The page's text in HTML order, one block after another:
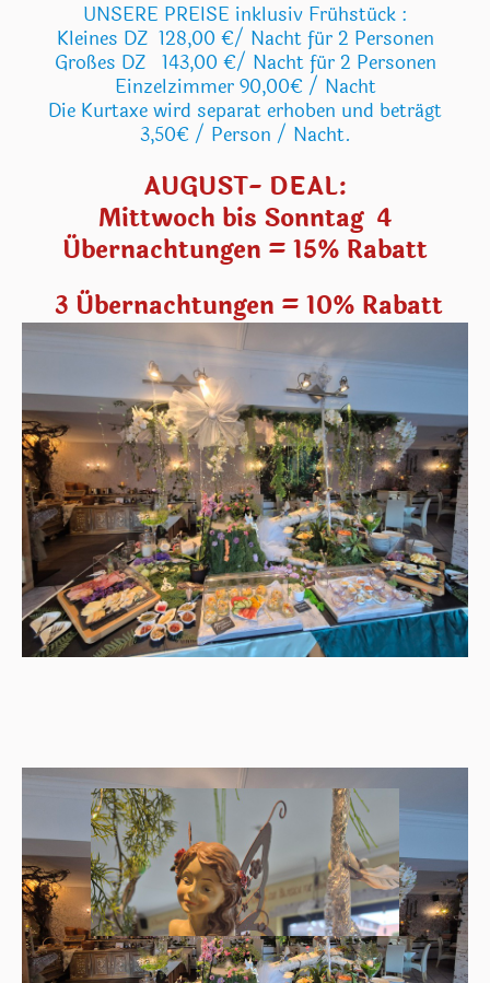
UNSERE PREISE inklusiv Frühstück :
Kleines DZ 128,00 €/ Nacht für 2 Personen
Großes DZ 143,00 €/ Nacht für 2 Personen
Einzelzimmer 90,00€ / Nacht
Die Kurtaxe wird separat erhoben und beträgt
3,50€ / Person / Nacht.
AUGUST- DEAL:
Mittwoch bis Sonntag 4
Übernachtungen = 15% Rabatt
3 Übernachtungen = 10% Rabatt